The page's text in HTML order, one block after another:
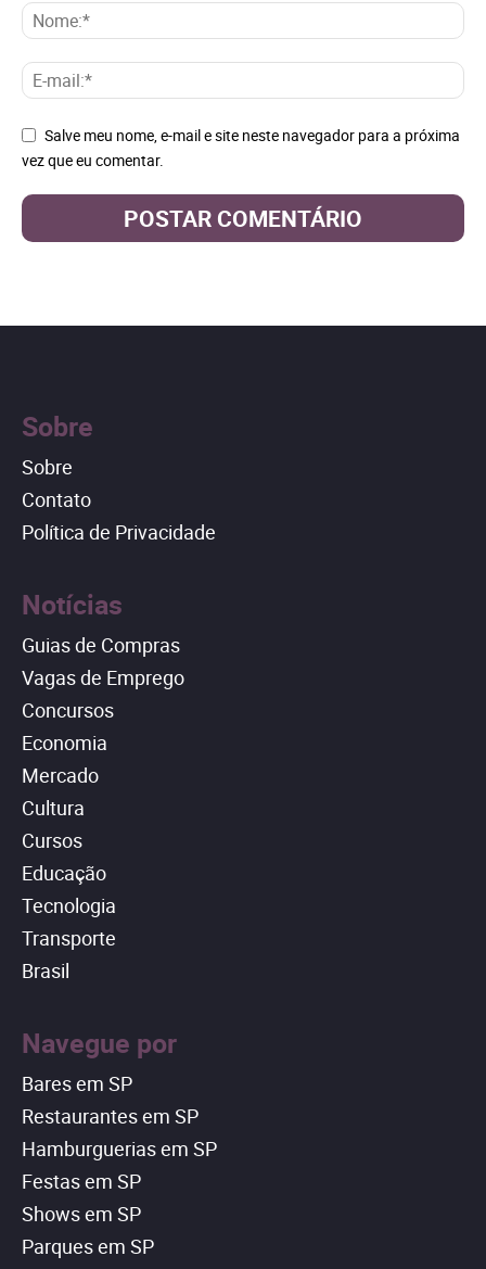
Salve meu nome, e-mail e site neste navegador para a próxima
vez que eu comentar.
Sobre
Sobre
Contato
Política de Privacidade
Notícias
Guias de Compras
Vagas de Emprego
Concursos
Economia
Mercado
Cultura
Cursos
Educação
Tecnologia
Transporte
Brasil
Navegue por
Bares em SP
Restaurantes em SP
Hamburguerias em SP
Festas em SP
Shows em SP
Parques em SP